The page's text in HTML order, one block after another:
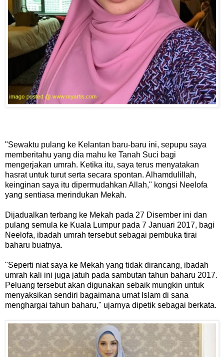
"Sewaktu pulang ke Kelantan baru-baru ini, sepupu saya
memberitahu yang dia mahu ke Tanah Suci bagi
mengerjakan umrah. Ketika itu, saya terus menyatakan
hasrat untuk turut serta secara spontan. Alhamdulillah,
keinginan saya itu dipermudahkan Allah," kongsi Neelofa
yang sentiasa merindukan Mekah.
Dijadualkan terbang ke Mekah pada 27 Disember ini dan
pulang semula ke Kuala Lumpur pada 7 Januari 2017, bagi
Neelofa, ibadah umrah tersebut sebagai pembuka tirai
baharu buatnya.
"Seperti niat saya ke Mekah yang tidak dirancang, ibadah
umrah kali ini juga jatuh pada sambutan tahun baharu 2017.
Peluang tersebut akan digunakan sebaik mungkin untuk
menyaksikan sendiri bagaimana umat Islam di sana
menghargai tahun baharu," ujarnya dipetik sebagai berkata.